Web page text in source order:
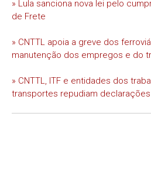
» Lula sanciona nova lei pelo
de Frete
» CNTTL apoia a greve dos
manutenção dos empregos e do
» CNTTL, ITF e entidades dos
transportes repudiam declarações